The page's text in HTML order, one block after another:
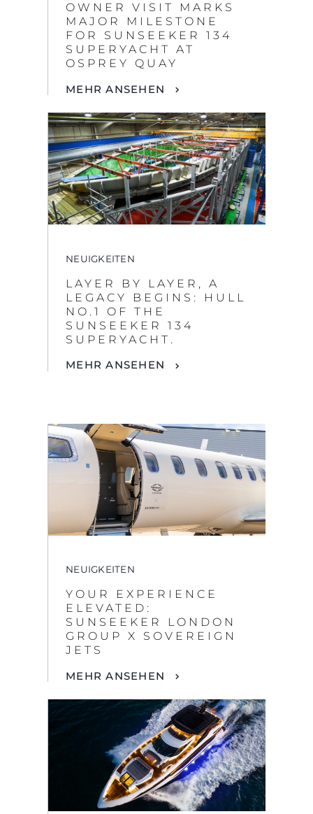
OWNER VISIT MARKS
MAJOR MILESTONE
FOR SUNSEEKER 134
SUPERYACHT AT
OSPREY QUAY
MEHR ANSEHEN
NEUIGKEITEN
LAYER BY LAYER, A
LEGACY BEGINS: HULL
NO.1 OF THE
SUNSEEKER 134
SUPERYACHT.
MEHR ANSEHEN
NEUIGKEITEN
YOUR EXPERIENCE
ELEVATED:
SUNSEEKER LONDON
GROUP X SOVEREIGN
JETS
MEHR ANSEHEN